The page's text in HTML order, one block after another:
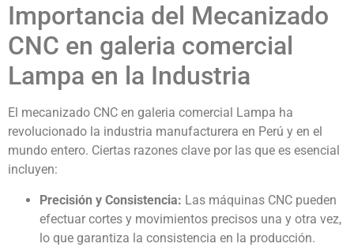
Importancia del Mecanizado
CNC en galeria comercial
Lampa en la Industria
El mecanizado CNC en galeria comercial Lampa ha
revolucionado la industria manufacturera en Perú y en el
mundo entero. Ciertas razones clave por las que es esencial
incluyen:
Precisión y Consistencia: Las máquinas CNC pueden
efectuar cortes y movimientos precisos una y otra vez,
lo que garantiza la consistencia en la producción.